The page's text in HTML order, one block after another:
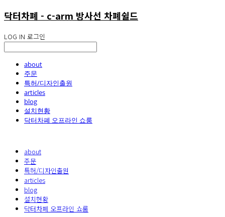
닥터차폐 - c-arm 방사선 차폐쉴드
LOG IN 로그인
about
주문
특허/디자인출원
articles
blog
설치현황
닥터차폐 오프라인 쇼룸
about
주문
특허/디자인출원
articles
blog
설치현황
닥터차폐 오프라인 쇼룸